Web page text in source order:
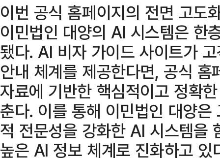
이번 공식 홈페이지의 전면 고도
이민법인 대양의 AI 시스템은 한
됐다. AI 비자 가이드 사이트가
안내 체계를 제공한다면, 공식
자료에 기반한 핵심적이고 정확
춘다. 이를 통해 이민법인 대양
적 전문성을 강화한 AI 시스템을
높은 AI 정보 체계로 진화하고 있